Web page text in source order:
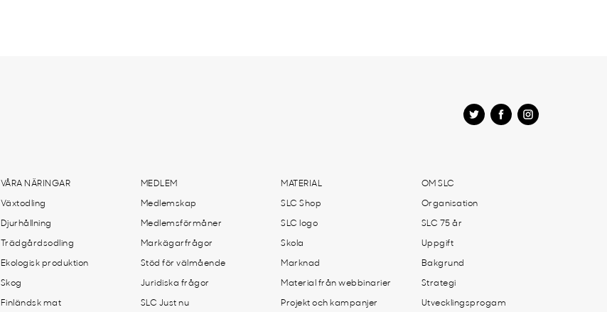
VÅRA NÄRINGAR
Växtodling
Djurhållning
Trädgårdsodling
Ekologisk produktion
Skog
Finländsk mat
MEDLEM
Medlemskap
Medlemsförmåner
Markägarfrågor
Stöd för välmående
Juridiska frågor
SLC Just nu
MATERIAL
SLC Shop
SLC logo
Skola
Marknad
Material från webbinarier
Projekt och kampanjer
OM SLC
Organisation
SLC 75 år
Uppgift
Bakgrund
Strategi
Utvecklingsprogam